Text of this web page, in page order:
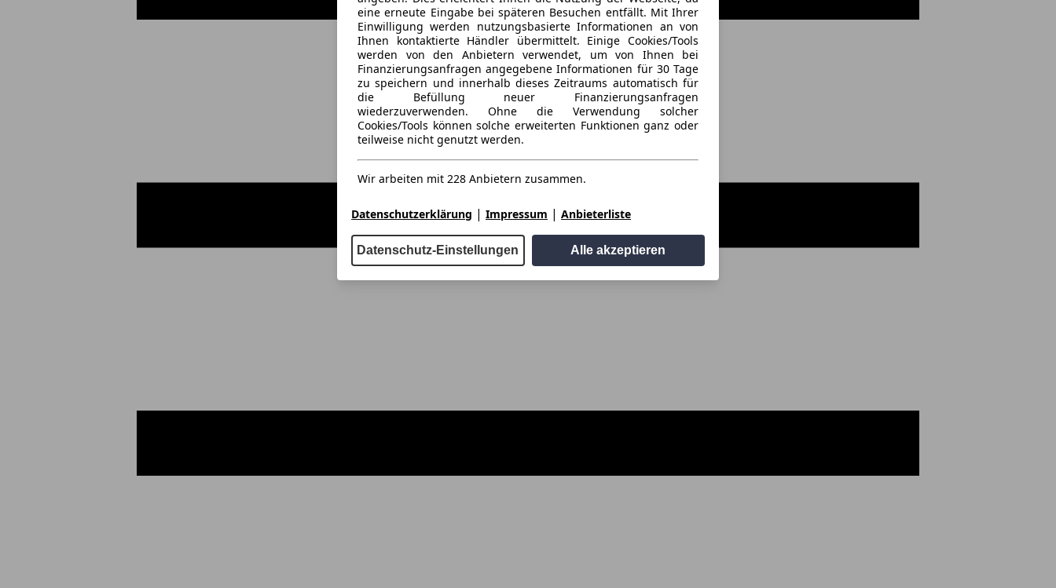
eine erneute Eingabe bei späteren Besuchen entfällt. Mit Ihrer
Einwilligung werden nutzungsbasierte Informationen an von
Ihnen kontaktierte Händler übermittelt. Einige Cookies/Tools
werden von den Anbietern verwendet, um von Ihnen bei
Finanzierungsanfragen angegebene Informationen für 30 Tage
zu speichern und innerhalb dieses Zeitraums automatisch für
die Befüllung neuer Finanzierungsanfragen
wiederzuverwenden. Ohne die Verwendung solcher
Cookies/Tools können solche erweiterten Funktionen ganz oder
teilweise nicht genutzt werden.
Wir arbeiten mit 228 Anbietern zusammen.
Datenschutzerklärung | Impressum | Anbieterliste
Datenschutz-Einstellungen Alle akzeptieren